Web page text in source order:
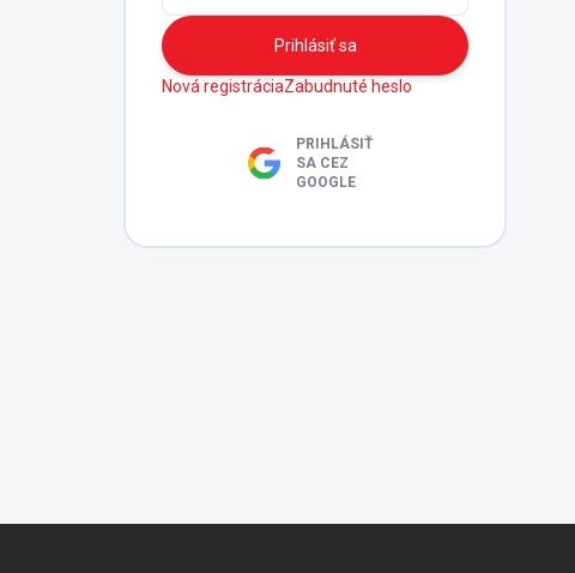
Prihlásiť sa
Nová registráciaZabudnuté heslo
PRIHLÁSIŤ
SA CEZ
GOOGLE